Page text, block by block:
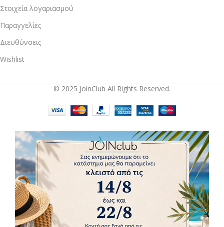
Στοιχεία λογαριασμού
Παραγγελίες
Διευθύνσεις
Wishlist
© 2025 JoinClub All Rights Reserved.